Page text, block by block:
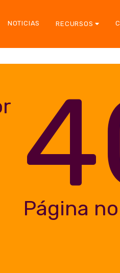
NOTICIAS RECURSOS
Página